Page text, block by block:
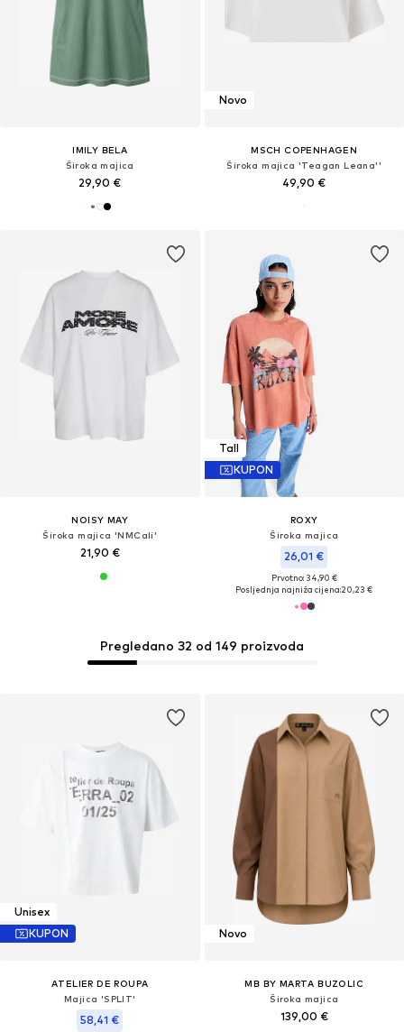
IMILY BELA
Široka majica
29,90 €
Novo
MSCH COPENHAGEN
Široka majica 'Teagan Leana''
49,90 €
NOISY MAY
Široka majica 'NMCali'
21,90 €
Tall
KUPON
ROXY
Široka majica
26,01 €
Prvotno: 34,90 €
Posljednja najniža cijena:20,23 €
Unisex
KUPON
ATELIER DE ROUPA
Majica 'SPLIT'
58,41 €
Novo
MB BY MARTA BUZOLIC
Široka majica
139,00 €
Pregledano 32 od 149 proizvoda